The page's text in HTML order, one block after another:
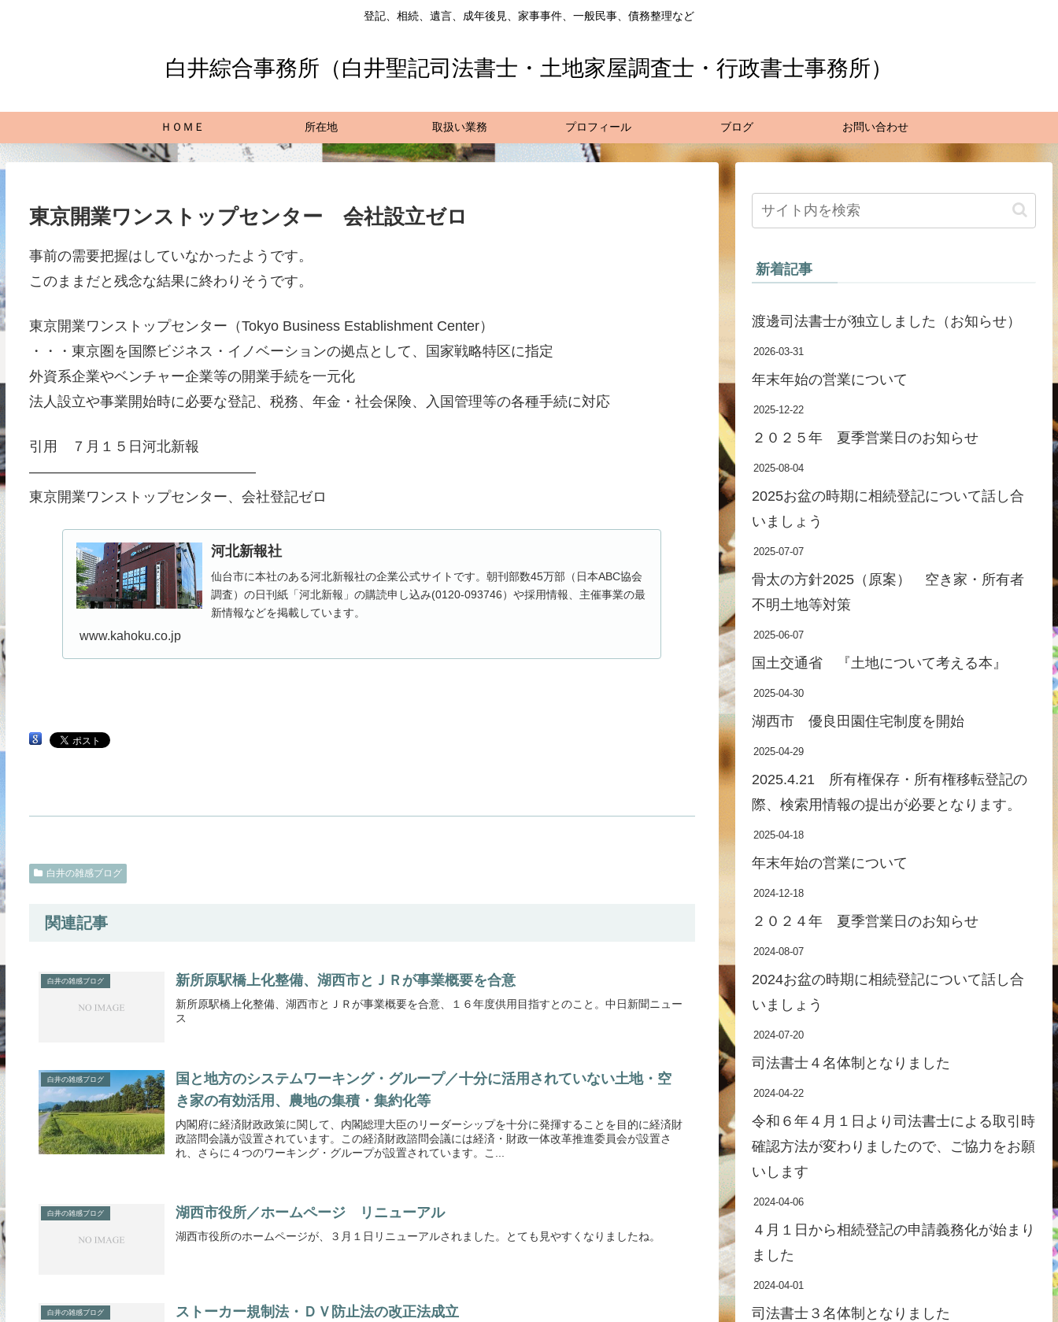
登記、相続、遺言、成年後見、家事事件、一般民事、債務整理など
白井綜合事務所（白井聖記司法書士・土地家屋調査士・行政書士事務所）
ＨＯＭＥ 所在地 取扱い業務 プロフィール ブログ お問い合わせ
東京開業ワンストップセンター 会社設立ゼロ
事前の需要把握はしていなかったようです。
このままだと残念な結果に終わりそうです。
東京開業ワンストップセンター（Tokyo Business Establishment Center）
・・・東京圏を国際ビジネス・イノベーションの拠点として、国家戦略特区に指定
外資系企業やベンチャー企業等の開業手続を一元化
法人設立や事業開始時に必要な登記、税務、年金・社会保険、入国管理等の各種手続に対応
引用 ７月１５日河北新報
————————————————
東京開業ワンストップセンター、会社登記ゼロ
河北新報社
仙台市に本社のある河北新報社の企業公式サイトです。朝刊部数45万部（日本ABC協会
調査）の日刊紙「河北新報」の購読申し込み(0120-093746）や採用情報、主催事業の最
新情報などを掲載しています。
www.kahoku.co.jp
白井の雑感ブログ
関連記事
白井の雑感ブログ 新所原駅橋上化整備、湖西市とＪＲが事業概要を合意
新所原駅橋上化整備、湖西市とＪＲが事業概要を合意、１６年度供用目指すとのこと。中日新聞ニュー
ス
白井の雑感ブログ
国と地方のシステムワーキング・グループ／十分に活用されていない土地・空
き家の有効活用、農地の集積・集約化等
内閣府に経済財政政策に関して、内閣総理大臣のリーダーシップを十分に発揮することを目的に経済財
政諮問会議が設置されています。この経済財政諮問会議には経済・財政一体改革推進委員会が設置さ
れ、さらに４つのワーキング・グループが設置されています。こ...
白井の雑感ブログ 湖西市役所／ホームページ リニューアル
湖西市役所のホームページが、３月１日リニューアルされました。とても見やすくなりましたね。
白井の雑感ブログ ストーカー規制法・ＤＶ防止法の改正法成立
新着記事
渡邊司法書士が独立しました（お知らせ）
2026-03-31
年末年始の営業について
2025-12-22
２０２５年 夏季営業日のお知らせ
2025-08-04
2025お盆の時期に相続登記について話し合
いましょう
2025-07-07
骨太の方針2025（原案） 空き家・所有者
不明土地等対策
2025-06-07
国土交通省 『土地について考える本』
2025-04-30
湖西市 優良田園住宅制度を開始
2025-04-29
2025.4.21 所有権保存・所有権移転登記の
際、検索用情報の提出が必要となります。
2025-04-18
年末年始の営業について
2024-12-18
２０２４年 夏季営業日のお知らせ
2024-08-07
2024お盆の時期に相続登記について話し合
いましょう
2024-07-20
司法書士４名体制となりました
2024-04-22
令和６年４月１日より司法書士による取引時
確認方法が変わりましたので、ご協力をお願
いします
2024-04-06
４月１日から相続登記の申請義務化が始まり
ました
2024-04-01
司法書士３名体制となりました